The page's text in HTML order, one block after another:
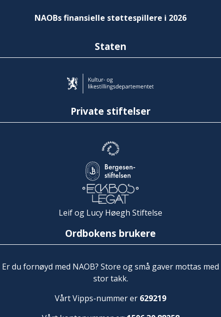
NAOBs finansielle støttespillere i 2026
Staten
Private stiftelser
Leif og Lucy Høegh Stiftelse
Ordbokens brukere
Er du fornøyd med NAOB? Store og små gaver mottas med
stor takk.
Vårt Vipps-nummer er 629219